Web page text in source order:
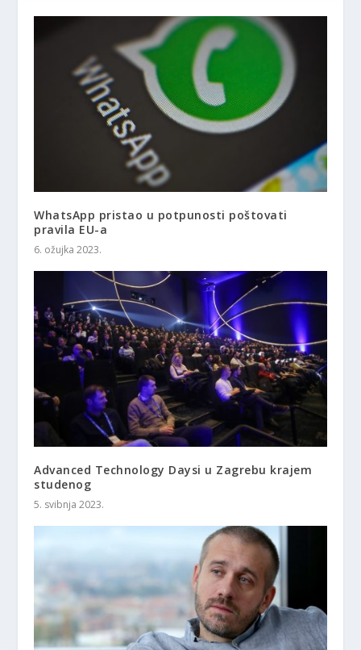
WhatsApp pristao u potpunosti poštovati
pravila EU-a
6. ožujka 2023.
Advanced Technology Daysi u Zagrebu krajem
studenog
5. svibnja 2023.